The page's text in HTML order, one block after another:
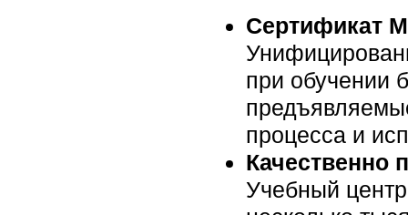
Сертификат
при обучении
процесса и
Качественно
Учебный